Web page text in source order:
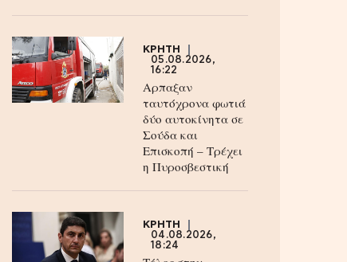
ΚΡΗΤΗ
05.08.2026,
16:22
Αρπαξαν
ταυτόχρονα φωτιά
δύο αυτοκίνητα σε
Σούδα και
Επισκοπή – Τρέχει
η Πυροσβεστική
ΚΡΗΤΗ
04.08.2026,
18:24